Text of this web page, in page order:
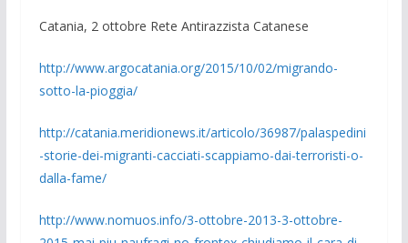
Catania, 2 ottobre Rete Antirazzista Catanese
http://www.argocatania.org/2015/10/02/migrando-
sotto-la-pioggia/
http://catania.meridionews.it/articolo/36987/palaspedini
-storie-dei-migranti-cacciati-scappiamo-dai-terroristi-o-
dalla-fame/
http://www.nomuos.info/3-ottobre-2013-3-ottobre-